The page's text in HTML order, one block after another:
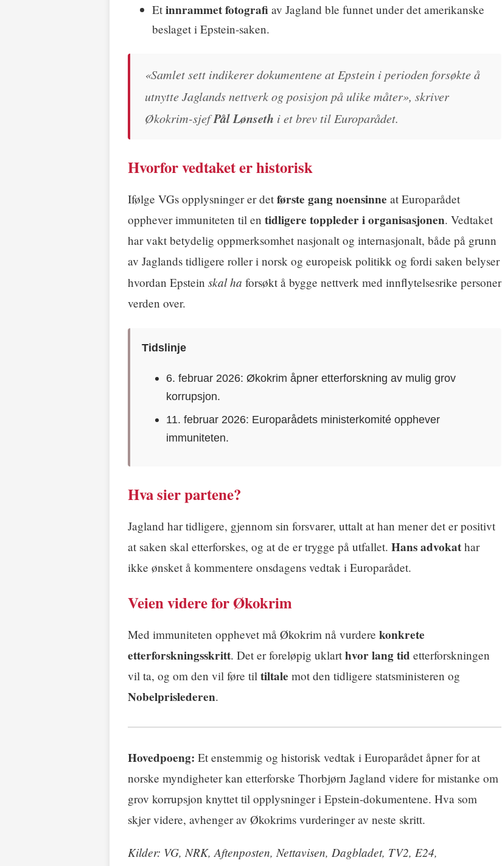
Et innrammet fotografi av Jagland ble funnet under det amerikanske
beslaget i Epstein-saken.
«Samlet sett indikerer dokumentene at Epstein i perioden forsøkte å
utnytte Jaglands nettverk og posisjon på ulike måter», skriver
Økokrim-sjefPål Lønseth i et brev til Europarådet.
Hvorfor vedtaket er historisk
Ifølge VGs opplysninger er det første gang noensinne at Europarådet
opphever immuniteten til en tidligere toppleder i organisasjonen. Vedtaket
har vakt betydelig oppmerksomhet nasjonalt og internasjonalt, både på grunn
av Jaglands tidligere roller i norsk og europeisk politikk og fordi saken belyser
hvordan Epstein skal ha forsøkt å bygge nettverk med innflytelsesrike personer
verden over.
Tidslinje
6. februar 2026: Økokrim åpner etterforskning av mulig grov
korrupsjon.
11. februar 2026: Europarådets ministerkomité opphever
immuniteten.
Hva sier partene?
Jagland har tidligere, gjennom sin forsvarer, uttalt at han mener det er positivt
at saken skal etterforskes, og at de er trygge på utfallet. Hans advokat har
ikke ønsket å kommentere onsdagens vedtak i Europarådet.
Veien videre for Økokrim
Med immuniteten opphevet må Økokrim nå vurdere konkrete
etterforskningsskritt. Det er foreløpig uklart hvor lang tid etterforskningen
vil ta, og om den vil føre til tiltale mot den tidligere statsministeren og
Nobelprislederen.
Hovedpoeng: Et enstemmig og historisk vedtak i Europarådet åpner for at
norske myndigheter kan etterforske Thorbjørn Jagland videre for mistanke om
grov korrupsjon knyttet til opplysninger i Epstein-dokumentene. Hva som
skjer videre, avhenger av Økokrims vurderinger av neste skritt.
Kilder: VG, NRK, Aftenposten, Nettavisen, Dagbladet, TV2, E24,